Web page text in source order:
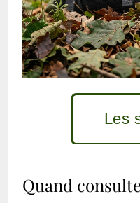
Les
Quand